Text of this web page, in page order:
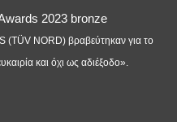
(TÜV NORD) βραβεύτηκαν για το
και όχι ως αδιέξοδο».